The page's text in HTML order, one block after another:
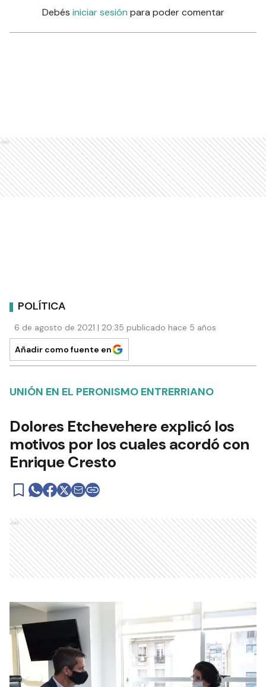
Debés iniciar sesión para poder comentar
Ads
POLÍTICA
6 de agosto de 2021 | 20:35 publicado hace 5 años
Añadir como fuente en
UNIÓN EN EL PERONISMO ENTRERRIANO
Dolores Etchevehere explicó los
motivos por los cuales acordó con
Enrique Cresto
Ads